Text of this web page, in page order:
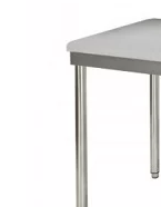
Request a Quote
Condiții generale
Contact